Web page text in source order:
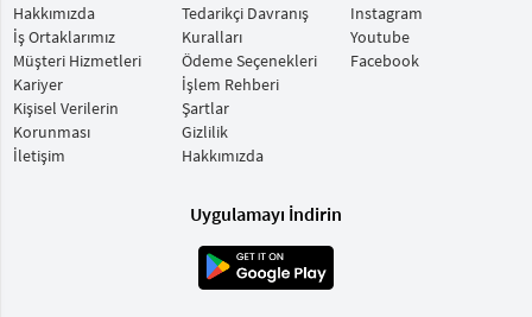
Hakkımızda
İş Ortaklarımız
Müşteri Hizmetleri
Kariyer
Kişisel Verilerin
Korunması
İletişim
Tedarikçi Davranış
Kuralları
Ödeme Seçenekleri
İşlem Rehberi
Şartlar
Gizlilik
Hakkımızda
Instagram
Youtube
Facebook
Uygulamayı İndirin